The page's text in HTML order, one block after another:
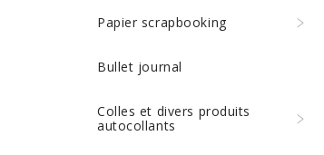
Papier scrapbooking
Bullet journal
Colles et divers produits
autocollants